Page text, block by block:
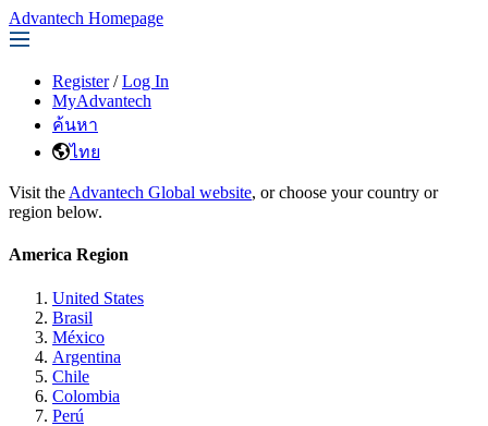
Advantech Homepage
Register / Log In
MyAdvantech
ค้นหา
ไทย
Visit the Advantech Global website, or choose your country or
region below.
America Region
United States
Brasil
México
Argentina
Chile
Colombia
Perú